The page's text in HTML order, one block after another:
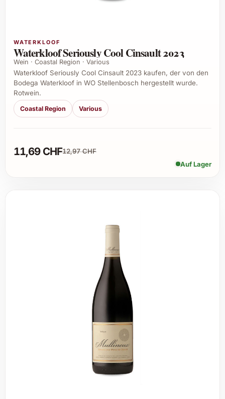
WATERKLOOF
Waterkloof Seriously Cool Cinsault 2023
Wein · Coastal Region · Various
Waterkloof Seriously Cool Cinsault 2023 kaufen, der von den
Bodega Waterkloof in WO Stellenbosch hergestellt wurde.
Rotwein.
Coastal Region Various
11,69 CHF12,97 CHF
Auf Lager